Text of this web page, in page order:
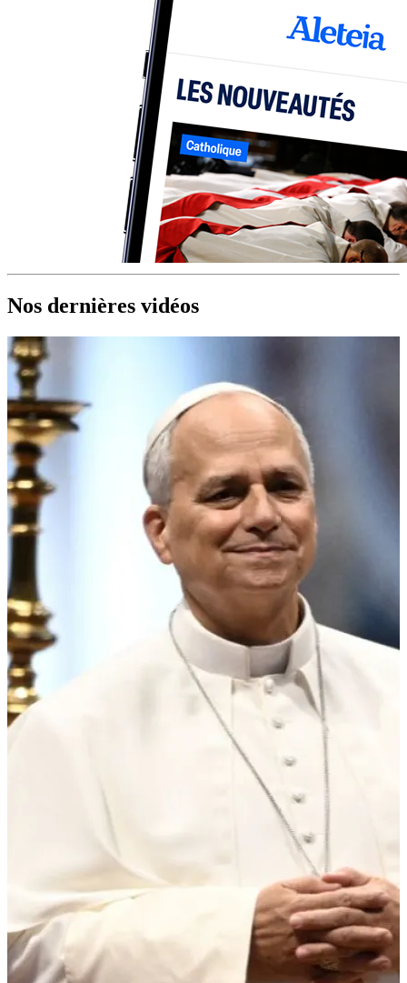
Nos dernières vidéos